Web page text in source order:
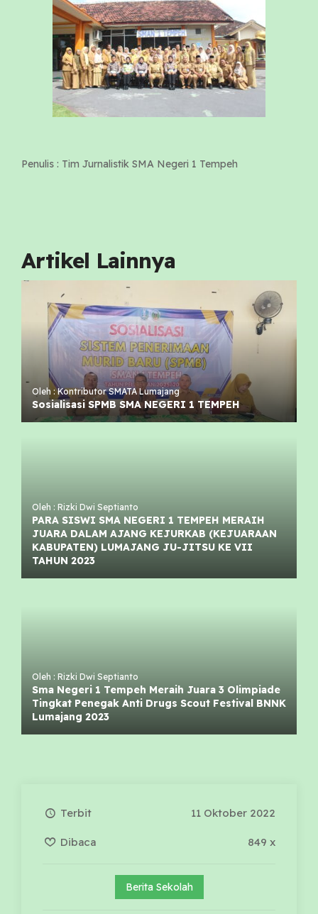
Penulis : Tim Jurnalistik SMA Negeri 1 Tempeh
Artikel Lainnya
Oleh : Kontributor SMATA Lumajang
Sosialisasi SPMB SMA NEGERI 1 TEMPEH
Oleh : Rizki Dwi Septianto
PARA SISWI SMA NEGERI 1 TEMPEH MERAIH
JUARA DALAM AJANG KEJURKAB (KEJUARAAN
KABUPATEN) LUMAJANG JU-JITSU KE VII
TAHUN 2023
Oleh : Rizki Dwi Septianto
Sma Negeri 1 Tempeh Meraih Juara 3 Olimpiade
Tingkat Penegak Anti Drugs Scout Festival BNNK
Lumajang 2023
Terbit 11 Oktober 2022
Dibaca 849 x
Berita Sekolah